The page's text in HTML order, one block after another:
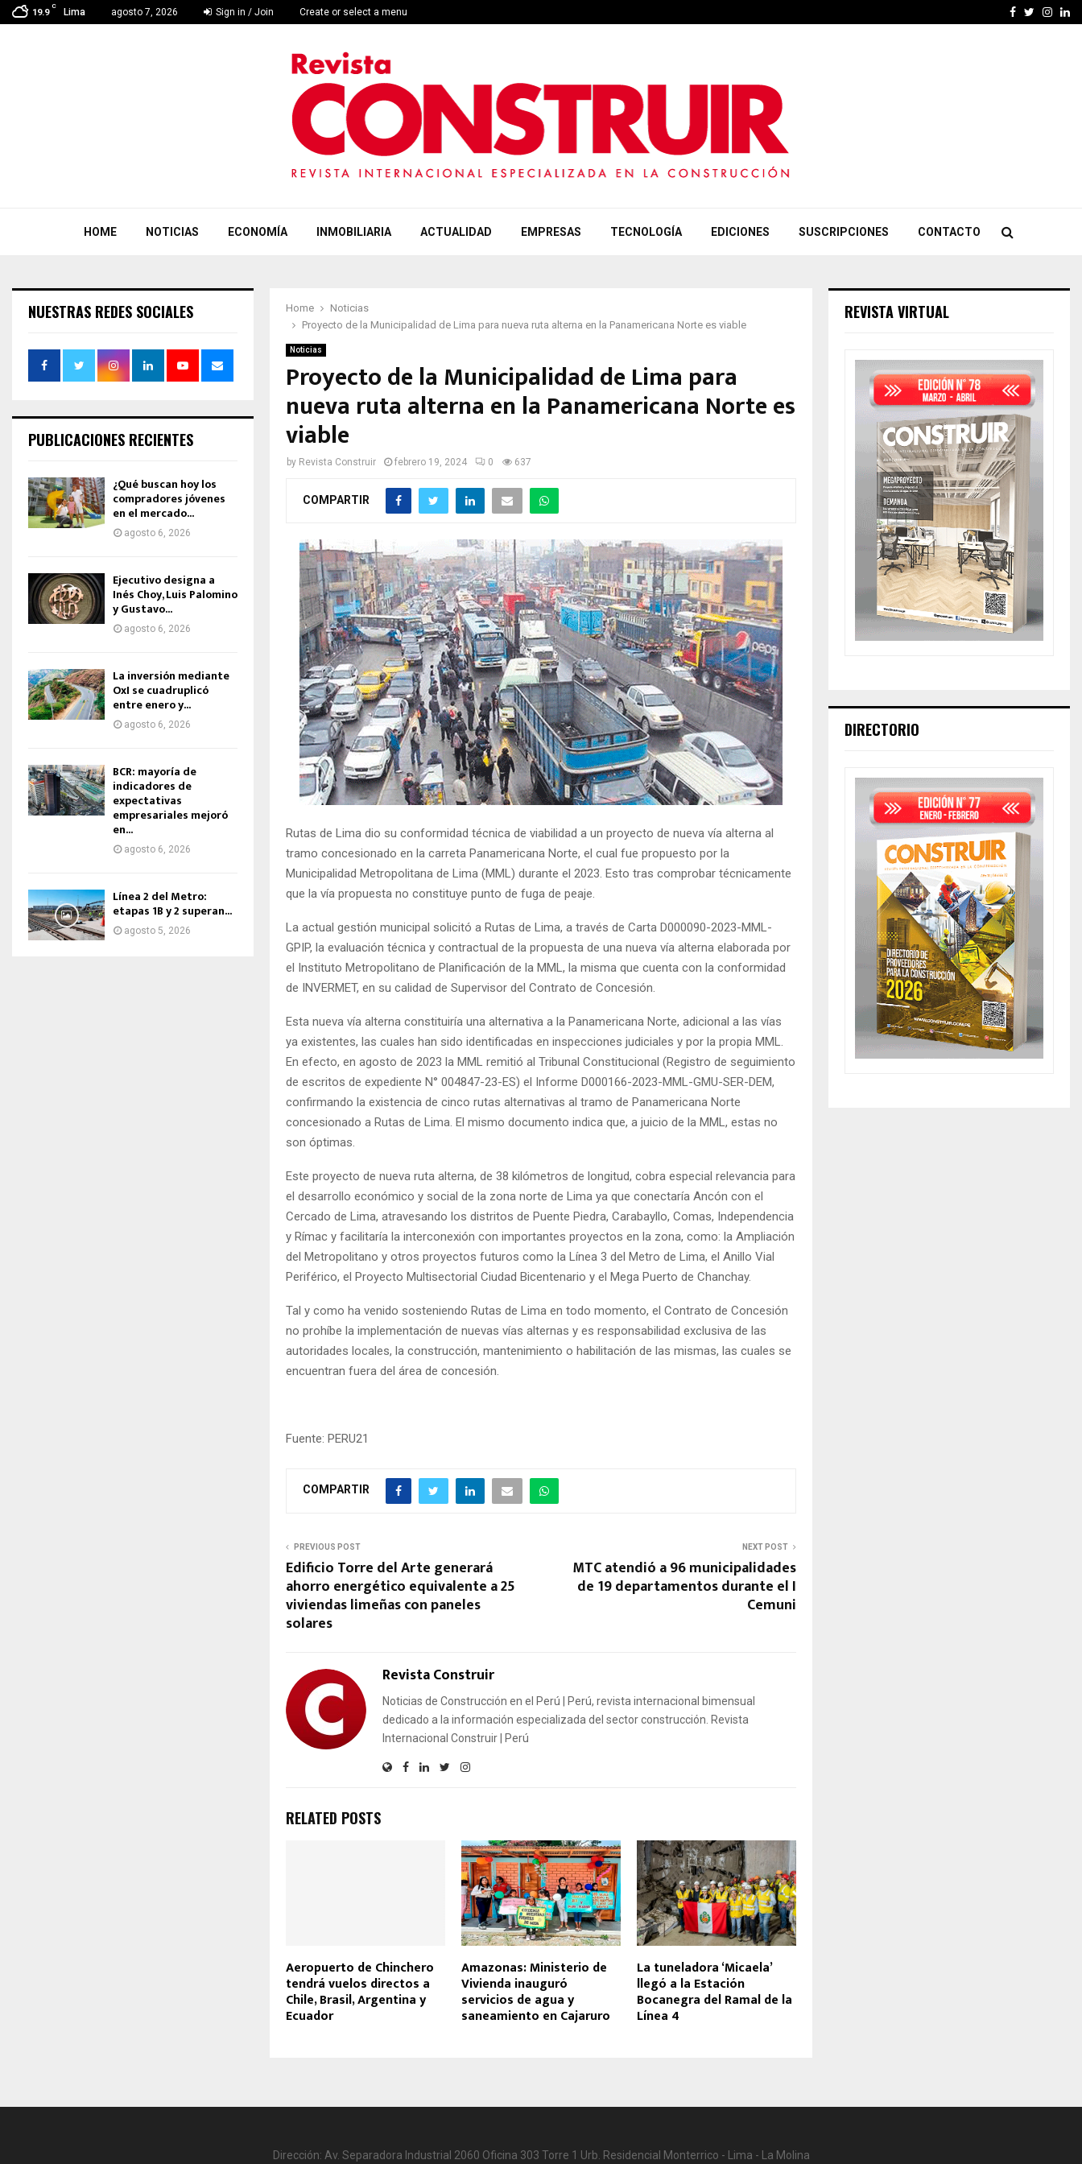
19.9
C
Lima agosto 7, 2026 Sign in / Join Create or select a menu Facebook
Twitter
HOME NOTICIAS ECONOMÍA INMOBILIARIA ACTUALIDAD EMPRESAS TECNOLOGÍA EDICIONES SUSCRIPCIONES CONTACTO
Home
Noticias
Proyecto de la Municipalidad de Lima para nueva ruta alterna en la Panamericana Norte es viable
Noticias
Proyecto de la Municipalidad de Lima para
nueva ruta alterna en la Panamericana Norte es
viable
by Revista Construir febrero 19, 2024 0 637
COMPARTIR
Rutas de Lima dio su conformidad técnica de viabilidad a un proyecto de nueva vía alterna al
tramo concesionado en la carreta Panamericana Norte, el cual fue propuesto por la
Municipalidad Metropolitana de Lima (MML) durante el 2023. Esto tras comprobar técnicamente
que la vía propuesta no constituye punto de fuga de peaje.
La actual gestión municipal solicitó a Rutas de Lima, a través de Carta D000090-2023-MML-
GPIP, la evaluación técnica y contractual de la propuesta de una nueva vía alterna elaborada por
el Instituto Metropolitano de Planificación de la MML, la misma que cuenta con la conformidad
de INVERMET, en su calidad de Supervisor del Contrato de Concesión.
Esta nueva vía alterna constituiría una alternativa a la Panamericana Norte, adicional a las vías
ya existentes, las cuales han sido identificadas en inspecciones judiciales y por la propia MML.
En efecto, en agosto de 2023 la MML remitió al Tribunal Constitucional (Registro de seguimiento
de escritos de expediente N° 004847-23-ES) el Informe D000166-2023-MML-GMU-SER-DEM,
confirmando la existencia de cinco rutas alternativas al tramo de Panamericana Norte
concesionado a Rutas de Lima. El mismo documento indica que, a juicio de la MML, estas no
son óptimas.
Este proyecto de nueva ruta alterna, de 38 kilómetros de longitud, cobra especial relevancia para
el desarrollo económico y social de la zona norte de Lima ya que conectaría Ancón con el
Cercado de Lima, atravesando los distritos de Puente Piedra, Carabayllo, Comas, Independencia
y Rímac y facilitaría la interconexión con importantes proyectos en la zona, como: la Ampliación
del Metropolitano y otros proyectos futuros como la Línea 3 del Metro de Lima, el Anillo Vial
Periférico, el Proyecto Multisectorial Ciudad Bicentenario y el Mega Puerto de Chanchay.
Tal y como ha venido sosteniendo Rutas de Lima en todo momento, el Contrato de Concesión
no prohíbe la implementación de nuevas vías alternas y es responsabilidad exclusiva de las
autoridades locales, la construcción, mantenimiento o habilitación de las mismas, las cuales se
encuentran fuera del área de concesión.
Fuente: PERU21
COMPARTIR
PREVIOUS POST
Edificio Torre del Arte generará
ahorro energético equivalente a 25
viviendas limeñas con paneles
solares
NEXT POST
MTC atendió a 96 municipalidades
de 19 departamentos durante el I
Cemuni
Revista Construir
Noticias de Construcción en el Perú | Perú, revista internacional bimensual
dedicado a la información especializada del sector construcción. Revista
Internacional Construir | Perú
RELATED POSTS
Aeropuerto de Chinchero
tendrá vuelos directos a
Chile, Brasil, Argentina y
Ecuador
Amazonas: Ministerio de
Vivienda inauguró
servicios de agua y
saneamiento en Cajaruro
La tuneladora ‘Micaela’
llegó a la Estación
Bocanegra del Ramal de la
Línea 4
NUESTRAS REDES SOCIALES
PUBLICACIONES RECIENTES
¿Qué buscan hoy los
compradores jóvenes
en el mercado...
agosto 6, 2026
Ejecutivo designa a
Inés Choy, Luis Palomino
y Gustavo...
agosto 6, 2026
La inversión mediante
OxI se cuadruplicó
entre enero y...
agosto 6, 2026
BCR: mayoría de
indicadores de
expectativas
empresariales mejoró
en...
agosto 6, 2026
Línea 2 del Metro:
etapas 1B y 2 superan...
agosto 5, 2026
REVISTA VIRTUAL
DIRECTORIO
Dirección: Av. Separadora Industrial 2060 Oficina 303 Torre 1 Urb. Residencial Monterrico - Lima - La Molina